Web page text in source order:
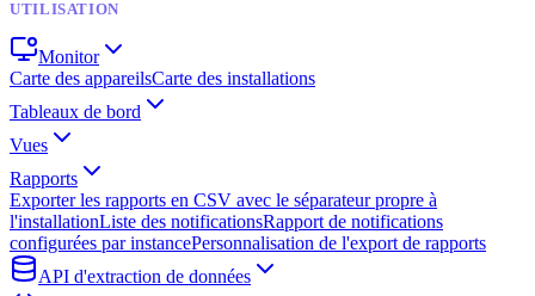
UTILISATION
Monitor
Carte des appareilsCarte des installations
Tableaux de bord
Vues
Rapports
Exporter les rapports en CSV avec le séparateur propre à
l'installationListe des notificationsRapport de notifications
configurées par instancePersonnalisation de l'export de rapports
API d'extraction de données